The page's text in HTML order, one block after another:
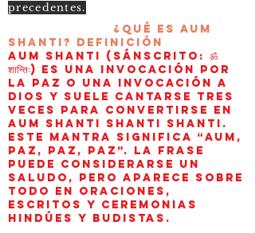
precedentes.
¿Qué es AUM
Shanti? Definición
AUM Shanti (sánscrito: ॐ
शान्तिः) es una invocación por
la paz o una invocación a
Dios y suele cantarse tres
veces para convertirse en
aum shanti shanti shanti.
Este mantra significa “AUM,
paz, paz, paz”. La frase
puede considerarse un
saludo, pero aparece sobre
todo en oraciones,
escritos y ceremonias
hindúes y budistas.